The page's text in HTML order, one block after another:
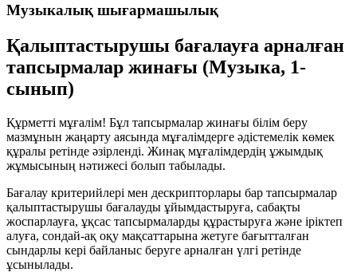
Музыкалық шығармашылық
Қалыптастырушы бағалауға арналған
тапсырмалар жинағы (Музыка, 1-
сынып)
Құрметті мұғалім! Бұл тапсырмалар жинағы білім беру
мазмұнын жаңарту аясында мұғалімдерге әдістемелік көмек
құралы ретінде әзірленді. Жинақ мұғалімдердің ұжымдық
жұмысының нәтижесі болып табылады.
Бағалау критерийлері мен дескрипторлары бар тапсырмалар
қалыптастырушы бағалауды ұйымдастыруға, сабақты
жоспарлауға, ұқсас тапсырмаларды құрастыруға және іріктеп
алуға, сондай-ақ оқу мақсаттарына жетуге бағытталған
сындарлы кері байланыс беруге арналған үлгі ретінде
ұсынылады.